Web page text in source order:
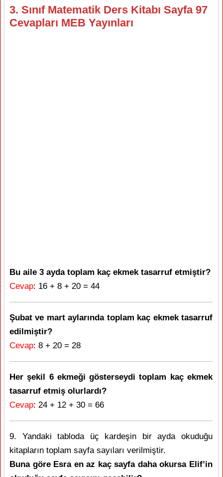
3. Sınıf Matematik Ders Kitabı Sayfa 97
Cevapları MEB Yayınları
Bu aile 3 ayda toplam kaç ekmek tasarruf etmiştir?
Cevap: 16 + 8 + 20 = 44
Şubat ve mart aylarında toplam kaç ekmek tasarruf
edilmiştir?
Cevap: 8 + 20 = 28
Her şekil 6 ekmeği gösterseydi toplam kaç ekmek
tasarruf etmiş olurlardı?
Cevap: 24 + 12 + 30 = 66
9. Yandaki tabloda üç kardeşin bir ayda okuduğu
kitapların toplam sayfa sayıları verilmiştir.
Buna göre Esra en az kaç sayfa daha okursa Elif’in